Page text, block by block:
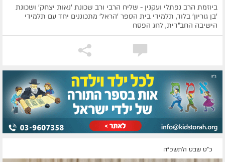
ביוזמת הרב נפתלי ועקנין - שליח הרבי ורב שכונת 'נאות יצחק' ושכונת
'בן גוריון' בלוד, תלמידי בית הספר 'הראל' מתכוננים יחד עם תלמידי
הישיבה החב"דית, לחג הפסח
כ"ט שבט ה׳תשפ״ה